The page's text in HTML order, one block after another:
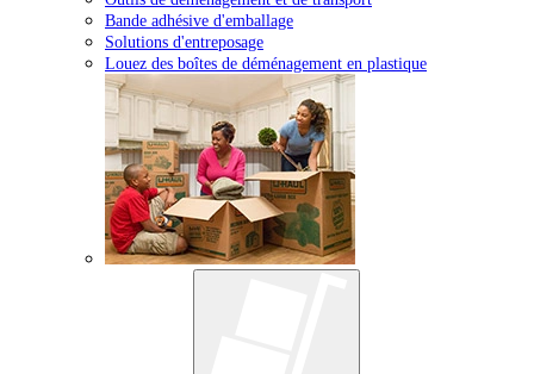
Bande adhésive d'emballage
Solutions d'entreposage
Louez des boîtes de déménagement en plastique